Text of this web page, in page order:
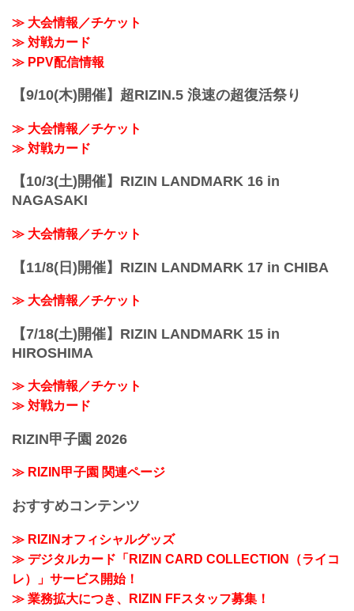
≫ 大会情報／チケット
≫ 対戦カード
≫ PPV配信情報
【9/10(木)開催】超RIZIN.5 浪速の超復活祭り
≫ 大会情報／チケット
≫ 対戦カード
【10/3(土)開催】RIZIN LANDMARK 16 in
NAGASAKI
≫ 大会情報／チケット
【11/8(日)開催】RIZIN LANDMARK 17 in CHIBA
≫ 大会情報／チケット
【7/18(土)開催】RIZIN LANDMARK 15 in
HIROSHIMA
≫ 大会情報／チケット
≫ 対戦カード
RIZIN甲子園 2026
≫ RIZIN甲子園 関連ページ
おすすめコンテンツ
≫ RIZINオフィシャルグッズ
≫ デジタルカード「RIZIN CARD COLLECTION（ライコ
レ）」サービス開始！
≫ 業務拡大につき、RIZIN FFスタッフ募集！